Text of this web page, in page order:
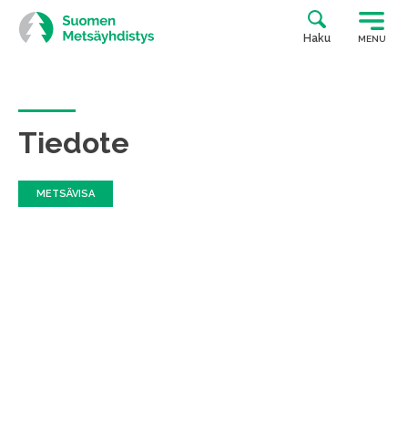
Siirry
suoraan
sisältöön
Haku MENU
Tiedote
METSÄVISA